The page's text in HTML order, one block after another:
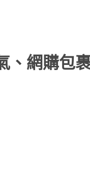
、網購包